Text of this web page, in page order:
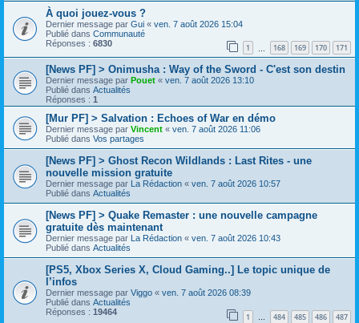
À quoi jouez-vous ?
Dernier message par Gui « ven. 7 août 2026 15:04
Publié dans Communauté
Réponses : 6830 1 168 169 170 171
[News PF] > Onimusha : Way of the Sword - C'est son destin
Dernier message par Pouet « ven. 7 août 2026 13:10
Publié dans Actualités
Réponses : 1
[Mur PF] > Salvation : Echoes of War en démo
Dernier message par Vincent « ven. 7 août 2026 11:06
Publié dans Vos partages
[News PF] > Ghost Recon Wildlands : Last Rites - une
nouvelle mission gratuite
Dernier message par La Rédaction « ven. 7 août 2026 10:57
Publié dans Actualités
[News PF] > Quake Remaster : une nouvelle campagne
gratuite dès maintenant
Dernier message par La Rédaction « ven. 7 août 2026 10:43
Publié dans Actualités
[PS5, Xbox Series X, Cloud Gaming..] Le topic unique de
l’infos
Dernier message par Viggo « ven. 7 août 2026 08:39
Publié dans Actualités
Réponses : 19464 1 … 484 485 486 487